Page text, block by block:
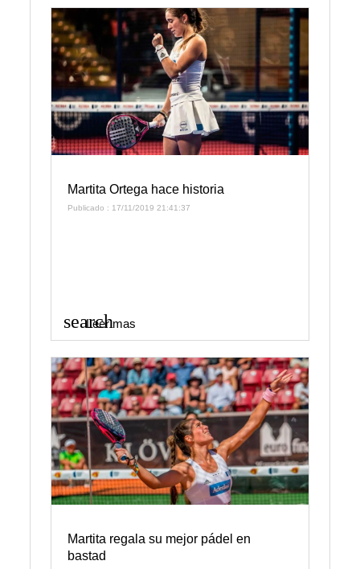
Martita Ortega hace historia
Publicado : 17/11/2019 21:41:37
search
Leer mas
Martita regala su mejor pádel en
bastad